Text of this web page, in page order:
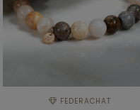
FEDERACHAT